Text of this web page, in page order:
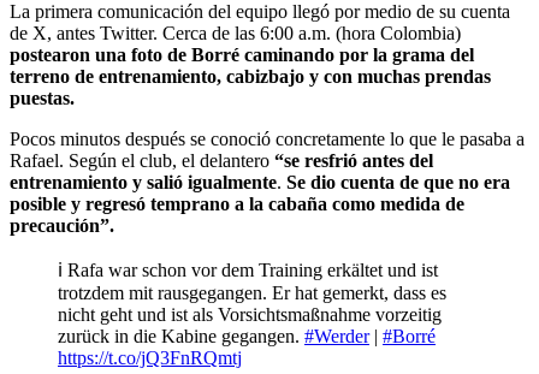
La primera comunicación del equipo llegó por medio de su cuenta
de X, antes Twitter. Cerca de las 6:00 a.m. (hora Colombia)
postearon una foto de Borré caminando por la grama del
terreno de entrenamiento, cabizbajo y con muchas prendas
puestas.
Pocos minutos después se conoció concretamente lo que le pasaba a
Rafael. Según el club, el delantero “se resfrió antes del
entrenamiento y salió igualmente. Se dio cuenta de que no era
posible y regresó temprano a la cabaña como medida de
precaución”.
ℹ️ Rafa war schon vor dem Training erkältet und ist
trotzdem mit rausgegangen. Er hat gemerkt, dass es
nicht geht und ist als Vorsichtsmaßnahme vorzeitig
zurück in die Kabine gegangen. #Werder| #Borré
https://t.co/jQ3FnRQmtj